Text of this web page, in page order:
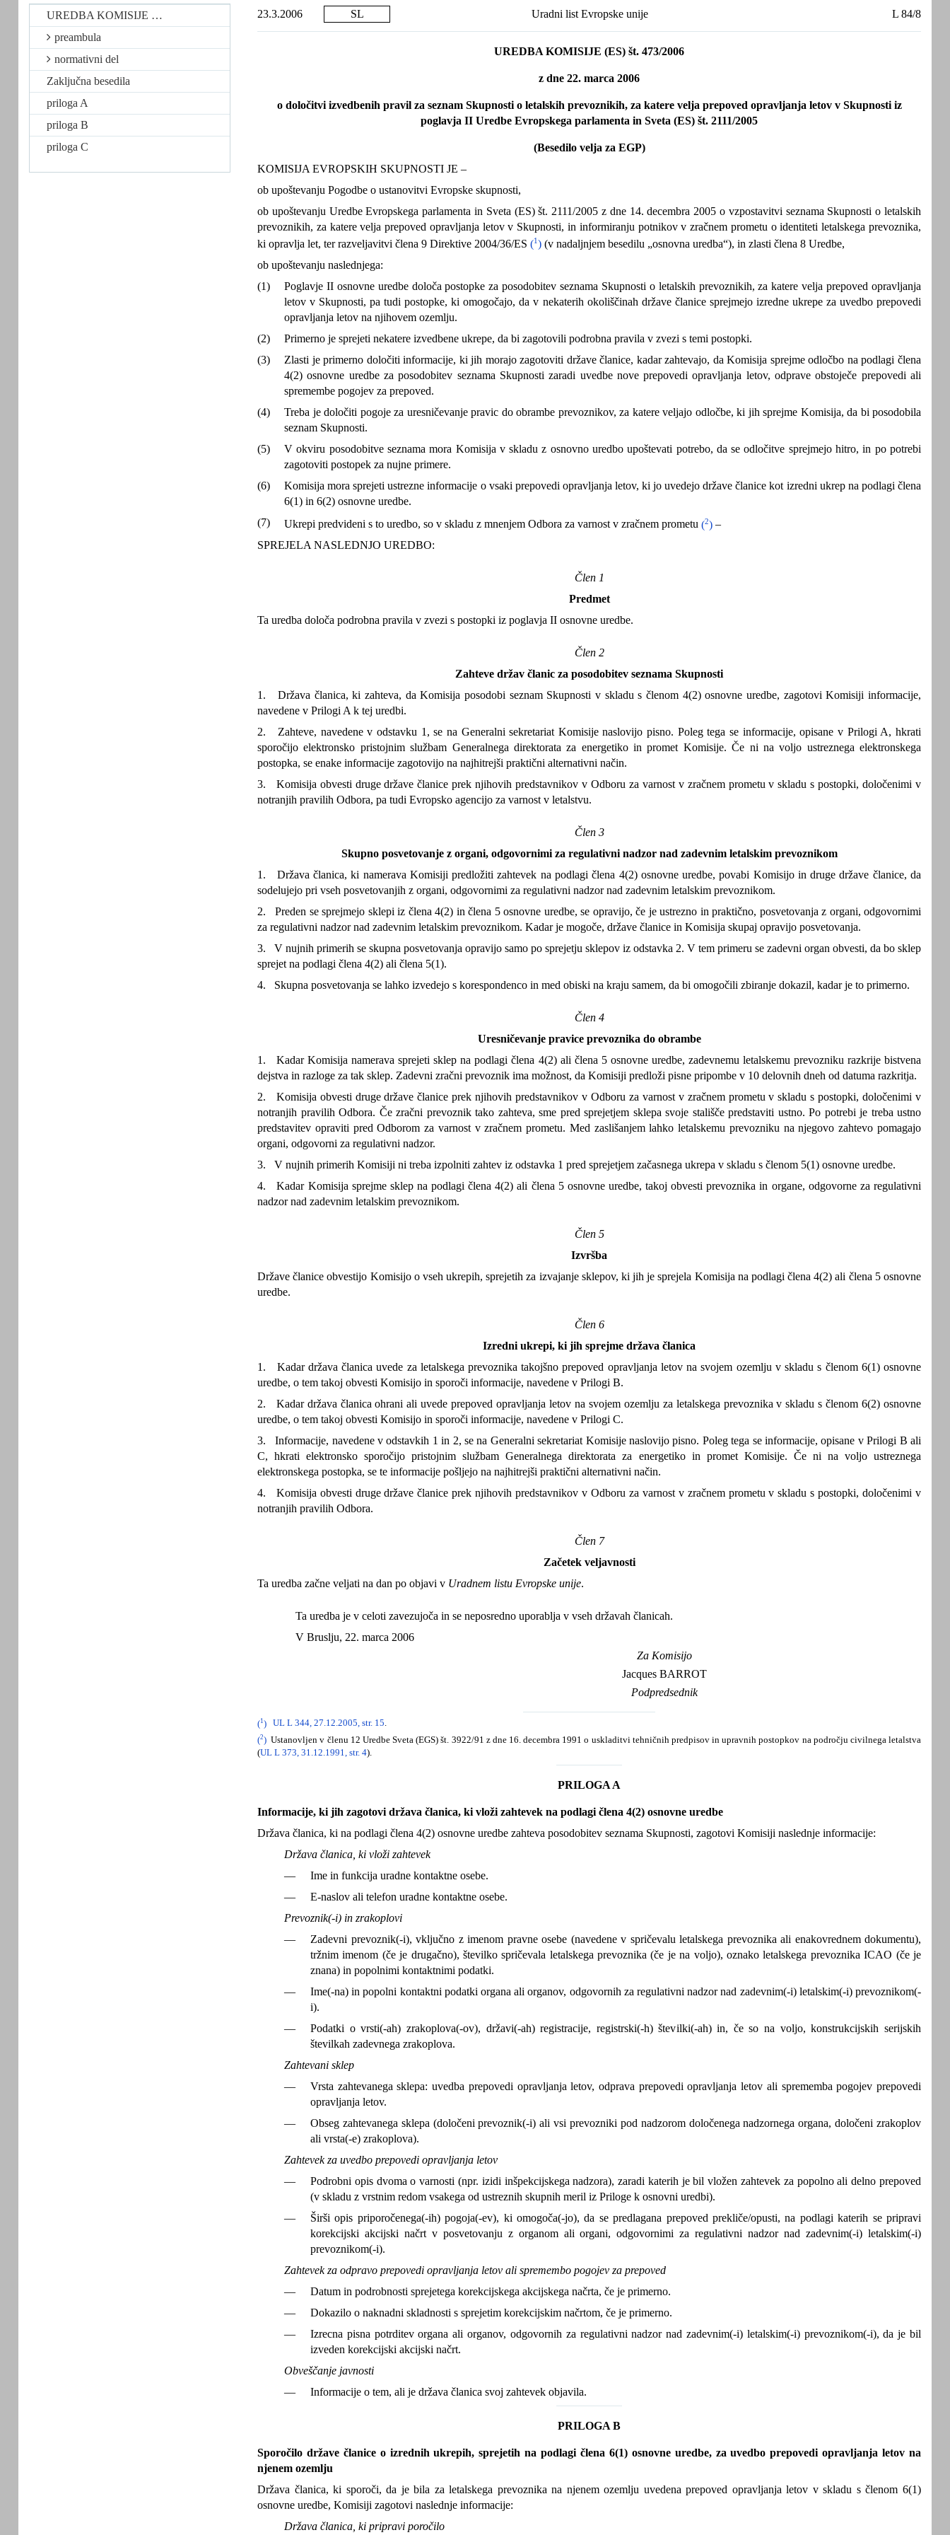
UREDBA KOMISIJE …
preambula
normativni del
Zaključna besedila
priloga A
priloga B
priloga C
23.3.2006 SL Uradni list Evropske unije L 84/8
UREDBA KOMISIJE (ES) št. 473/2006
z dne 22. marca 2006
o določitvi izvedbenih pravil za seznam Skupnosti o letalskih prevoznikih, za katere velja prepoved opravljanja letov v Skupnosti iz
poglavja II Uredbe Evropskega parlamenta in Sveta (ES) št. 2111/2005
(Besedilo velja za EGP)
KOMISIJA EVROPSKIH SKUPNOSTI JE –
ob upoštevanju Pogodbe o ustanovitvi Evropske skupnosti,
ob upoštevanju Uredbe Evropskega parlamenta in Sveta (ES) št. 2111/2005 z dne 14. decembra 2005 o vzpostavitvi seznama Skupnosti o letalskih
prevoznikih, za katere velja prepoved opravljanja letov v Skupnosti, in informiranju potnikov v zračnem prometu o identiteti letalskega prevoznika,
ki opravlja let, ter razveljavitvi člena 9 Direktive 2004/36/ES (1) (v nadaljnjem besedilu „osnovna uredba“), in zlasti člena 8 Uredbe,
ob upoštevanju naslednjega:
(1)
Poglavje II osnovne uredbe določa postopke za posodobitev seznama Skupnosti o letalskih prevoznikih, za katere velja prepoved opravljanja
letov v Skupnosti, pa tudi postopke, ki omogočajo, da v nekaterih okoliščinah države članice sprejmejo izredne ukrepe za uvedbo prepovedi
opravljanja letov na njihovem ozemlju.
(2)
Primerno je sprejeti nekatere izvedbene ukrepe, da bi zagotovili podrobna pravila v zvezi s temi postopki.
(3)
Zlasti je primerno določiti informacije, ki jih morajo zagotoviti države članice, kadar zahtevajo, da Komisija sprejme odločbo na podlagi člena
4(2) osnovne uredbe za posodobitev seznama Skupnosti zaradi uvedbe nove prepovedi opravljanja letov, odprave obstoječe prepovedi ali
spremembe pogojev za prepoved.
(4)
Treba je določiti pogoje za uresničevanje pravic do obrambe prevoznikov, za katere veljajo odločbe, ki jih sprejme Komisija, da bi posodobila
seznam Skupnosti.
(5)
V okviru posodobitve seznama mora Komisija v skladu z osnovno uredbo upoštevati potrebo, da se odločitve sprejmejo hitro, in po potrebi
zagotoviti postopek za nujne primere.
(6)
Komisija mora sprejeti ustrezne informacije o vsaki prepovedi opravljanja letov, ki jo uvedejo države članice kot izredni ukrep na podlagi člena
6(1) in 6(2) osnovne uredbe.
(7)
Ukrepi predvideni s to uredbo, so v skladu z mnenjem Odbora za varnost v zračnem prometu (2) –
SPREJELA NASLEDNJO UREDBO:
Člen 1
Predmet
Ta uredba določa podrobna pravila v zvezi s postopki iz poglavja II osnovne uredbe.
Člen 2
Zahteve držav članic za posodobitev seznama Skupnosti
1. Država članica, ki zahteva, da Komisija posodobi seznam Skupnosti v skladu s členom 4(2) osnovne uredbe, zagotovi Komisiji informacije,
navedene v Prilogi A k tej uredbi.
2. Zahteve, navedene v odstavku 1, se na Generalni sekretariat Komisije naslovijo pisno. Poleg tega se informacije, opisane v Prilogi A, hkrati
sporočijo elektronsko pristojnim službam Generalnega direktorata za energetiko in promet Komisije. Če ni na voljo ustreznega elektronskega
postopka, se enake informacije zagotovijo na najhitrejši praktični alternativni način.
3. Komisija obvesti druge države članice prek njihovih predstavnikov v Odboru za varnost v zračnem prometu v skladu s postopki, določenimi v
notranjih pravilih Odbora, pa tudi Evropsko agencijo za varnost v letalstvu.
Člen 3
Skupno posvetovanje z organi, odgovornimi za regulativni nadzor nad zadevnim letalskim prevoznikom
1. Država članica, ki namerava Komisiji predložiti zahtevek na podlagi člena 4(2) osnovne uredbe, povabi Komisijo in druge države članice, da
sodelujejo pri vseh posvetovanjih z organi, odgovornimi za regulativni nadzor nad zadevnim letalskim prevoznikom.
2. Preden se sprejmejo sklepi iz člena 4(2) in člena 5 osnovne uredbe, se opravijo, če je ustrezno in praktično, posvetovanja z organi, odgovornimi
za regulativni nadzor nad zadevnim letalskim prevoznikom. Kadar je mogoče, države članice in Komisija skupaj opravijo posvetovanja.
3. V nujnih primerih se skupna posvetovanja opravijo samo po sprejetju sklepov iz odstavka 2. V tem primeru se zadevni organ obvesti, da bo sklep
sprejet na podlagi člena 4(2) ali člena 5(1).
4. Skupna posvetovanja se lahko izvedejo s korespondenco in med obiski na kraju samem, da bi omogočili zbiranje dokazil, kadar je to primerno.
Člen 4
Uresničevanje pravice prevoznika do obrambe
1. Kadar Komisija namerava sprejeti sklep na podlagi člena 4(2) ali člena 5 osnovne uredbe, zadevnemu letalskemu prevozniku razkrije bistvena
dejstva in razloge za tak sklep. Zadevni zračni prevoznik ima možnost, da Komisiji predloži pisne pripombe v 10 delovnih dneh od datuma razkritja.
2. Komisija obvesti druge države članice prek njihovih predstavnikov v Odboru za varnost v zračnem prometu v skladu s postopki, določenimi v
notranjih pravilih Odbora. Če zračni prevoznik tako zahteva, sme pred sprejetjem sklepa svoje stališče predstaviti ustno. Po potrebi je treba ustno
predstavitev opraviti pred Odborom za varnost v zračnem prometu. Med zaslišanjem lahko letalskemu prevozniku na njegovo zahtevo pomagajo
organi, odgovorni za regulativni nadzor.
3. V nujnih primerih Komisiji ni treba izpolniti zahtev iz odstavka 1 pred sprejetjem začasnega ukrepa v skladu s členom 5(1) osnovne uredbe.
4. Kadar Komisija sprejme sklep na podlagi člena 4(2) ali člena 5 osnovne uredbe, takoj obvesti prevoznika in organe, odgovorne za regulativni
nadzor nad zadevnim letalskim prevoznikom.
Člen 5
Izvršba
Države članice obvestijo Komisijo o vseh ukrepih, sprejetih za izvajanje sklepov, ki jih je sprejela Komisija na podlagi člena 4(2) ali člena 5 osnovne
uredbe.
Člen 6
Izredni ukrepi, ki jih sprejme država članica
1. Kadar država članica uvede za letalskega prevoznika takojšno prepoved opravljanja letov na svojem ozemlju v skladu s členom 6(1) osnovne
uredbe, o tem takoj obvesti Komisijo in sporoči informacije, navedene v Prilogi B.
2. Kadar država članica ohrani ali uvede prepoved opravljanja letov na svojem ozemlju za letalskega prevoznika v skladu s členom 6(2) osnovne
uredbe, o tem takoj obvesti Komisijo in sporoči informacije, navedene v Prilogi C.
3. Informacije, navedene v odstavkih 1 in 2, se na Generalni sekretariat Komisije naslovijo pisno. Poleg tega se informacije, opisane v Prilogi B ali
C, hkrati elektronsko sporočijo pristojnim službam Generalnega direktorata za energetiko in promet Komisije. Če ni na voljo ustreznega
elektronskega postopka, se te informacije pošljejo na najhitrejši praktični alternativni način.
4. Komisija obvesti druge države članice prek njihovih predstavnikov v Odboru za varnost v zračnem prometu v skladu s postopki, določenimi v
notranjih pravilih Odbora.
Člen 7
Začetek veljavnosti
Ta uredba začne veljati na dan po objavi v Uradnem listu Evropske unije.
Ta uredba je v celoti zavezujoča in se neposredno uporablja v vseh državah članicah.
V Bruslju, 22. marca 2006
Za Komisijo
Jacques BARROT
Podpredsednik
(1 ) UL L 344, 27.12.2005, str. 15.
(2) Ustanovljen v členu 12 Uredbe Sveta (EGS) št. 3922/91 z dne 16. decembra 1991 o uskladitvi tehničnih predpisov in upravnih postopkov na področju civilnega letalstva
(UL L 373, 31.12.1991, str. 4).
PRILOGA A
Informacije, ki jih zagotovi država članica, ki vloži zahtevek na podlagi člena 4(2) osnovne uredbe
Država članica, ki na podlagi člena 4(2) osnovne uredbe zahteva posodobitev seznama Skupnosti, zagotovi Komisiji naslednje informacije:
Država članica, ki vloži zahtevek
—
Ime in funkcija uradne kontaktne osebe.
—
E-naslov ali telefon uradne kontaktne osebe.
Prevoznik(-i) in zrakoplovi
—
Zadevni prevoznik(-i), vključno z imenom pravne osebe (navedene v spričevalu letalskega prevoznika ali enakovrednem dokumentu),
tržnim imenom (če je drugačno), številko spričevala letalskega prevoznika (če je na voljo), oznako letalskega prevoznika ICAO (če je
znana) in popolnimi kontaktnimi podatki.
—
Ime(-na) in popolni kontaktni podatki organa ali organov, odgovornih za regulativni nadzor nad zadevnim(-i) letalskim(-i) prevoznikom(-
i).
—
Podatki o vrsti(-ah) zrakoplova(-ov), državi(-ah) registracije, registrski(-h) številki(-ah) in, če so na voljo, konstrukcijskih serijskih
številkah zadevnega zrakoplova.
Zahtevani sklep
—
Vrsta zahtevanega sklepa: uvedba prepovedi opravljanja letov, odprava prepovedi opravljanja letov ali sprememba pogojev prepovedi
opravljanja letov.
—
Obseg zahtevanega sklepa (določeni prevoznik(-i) ali vsi prevozniki pod nadzorom določenega nadzornega organa, določeni zrakoplov
ali vrsta(-e) zrakoplova).
Zahtevek za uvedbo prepovedi opravljanja letov
—
Podrobni opis dvoma o varnosti (npr. izidi inšpekcijskega nadzora), zaradi katerih je bil vložen zahtevek za popolno ali delno prepoved
(v skladu z vrstnim redom vsakega od ustreznih skupnih meril iz Priloge k osnovni uredbi).
—
Širši opis priporočenega(-ih) pogoja(-ev), ki omogoča(-jo), da se predlagana prepoved prekliče/opusti, na podlagi katerih se pripravi
korekcijski akcijski načrt v posvetovanju z organom ali organi, odgovornimi za regulativni nadzor nad zadevnim(-i) letalskim(-i)
prevoznikom(-i).
Zahtevek za odpravo prepovedi opravljanja letov ali spremembo pogojev za prepoved
—
Datum in podrobnosti sprejetega korekcijskega akcijskega načrta, če je primerno.
—
Dokazilo o naknadni skladnosti s sprejetim korekcijskim načrtom, če je primerno.
—
Izrecna pisna potrditev organa ali organov, odgovornih za regulativni nadzor nad zadevnim(-i) letalskim(-i) prevoznikom(-i), da je bil
izveden korekcijski akcijski načrt.
Obveščanje javnosti
—
Informacije o tem, ali je država članica svoj zahtevek objavila.
PRILOGA B
Sporočilo države članice o izrednih ukrepih, sprejetih na podlagi člena 6(1) osnovne uredbe, za uvedbo prepovedi opravljanja letov na
njenem ozemlju
Država članica, ki sporoči, da je bila za letalskega prevoznika na njenem ozemlju uvedena prepoved opravljanja letov v skladu s členom 6(1)
osnovne uredbe, Komisiji zagotovi naslednje informacije:
Država članica, ki pripravi poročilo